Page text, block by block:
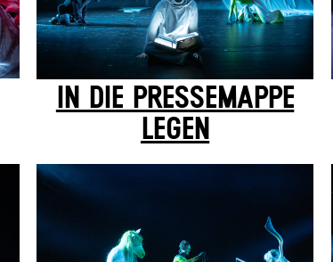
IN DIE PRESSEMAPPE
LEGEN